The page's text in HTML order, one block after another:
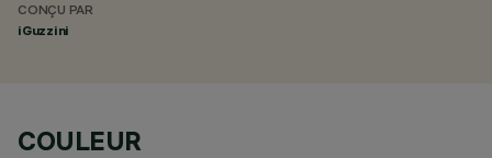
CONÇU PAR
iGuzzini
COULEUR